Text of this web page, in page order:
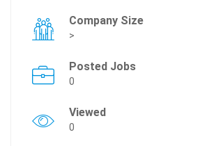
Company Size
>
Posted Jobs
0
Viewed
0